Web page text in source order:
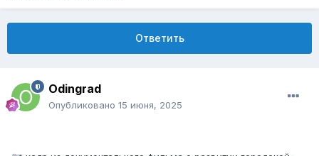
Ответить
Odingrad
Опубликовано 15 июня, 2025